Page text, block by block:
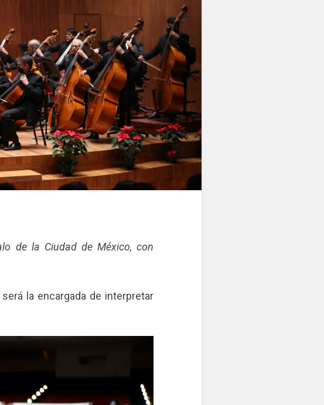
de la Ciudad de México, con
la encargada de interpretar